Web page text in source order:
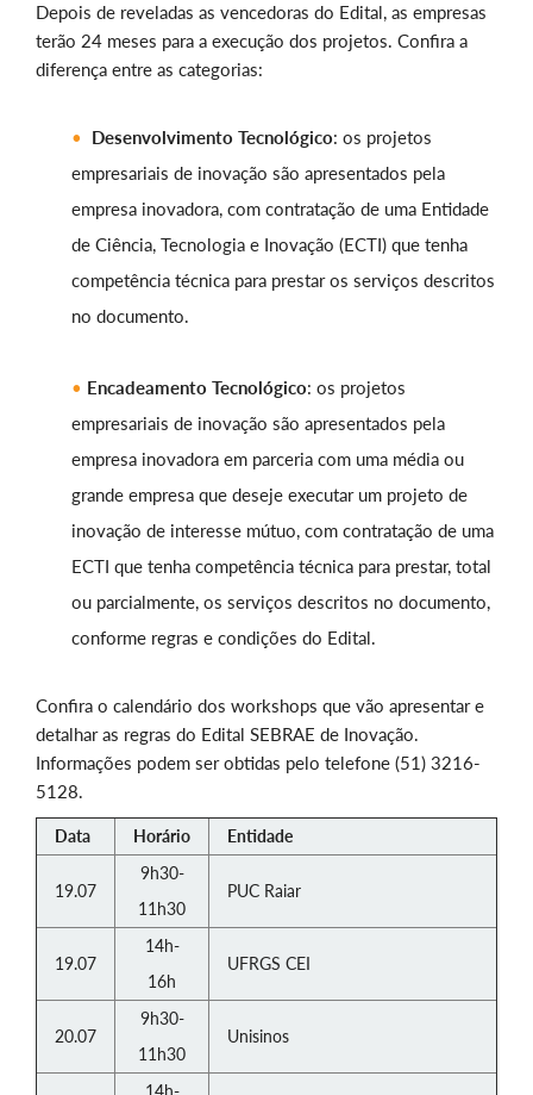
Depois de reveladas as vencedoras do Edital, as empresas
terão 24 meses para a execução dos projetos. Confira a
diferença entre as categorias:
Desenvolvimento Tecnológico: os projetos
empresariais de inovação são apresentados pela
empresa inovadora, com contratação de uma Entidade
de Ciência, Tecnologia e Inovação (ECTI) que tenha
competência técnica para prestar os serviços descritos
no documento.
Encadeamento Tecnológico: os projetos
empresariais de inovação são apresentados pela
empresa inovadora em parceria com uma média ou
grande empresa que deseje executar um projeto de
inovação de interesse mútuo, com contratação de uma
ECTI que tenha competência técnica para prestar, total
ou parcialmente, os serviços descritos no documento,
conforme regras e condições do Edital.
Confira o calendário dos workshops que vão apresentar e
detalhar as regras do Edital SEBRAE de Inovação.
Informações podem ser obtidas pelo telefone (51) 3216-
5128.
Data Horário Entidade
19.07
9h30-
11h30
PUC Raiar
19.07
14h-
16h
UFRGS CEI
20.07
9h30-
11h30
Unisinos